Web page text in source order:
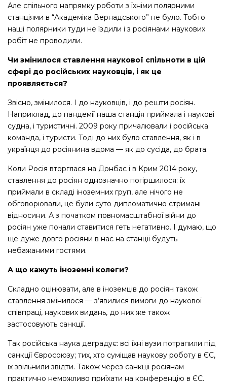
Але спільного напрямку роботи з їхніми полярними
станціями в “Академіка Вернадського” не було. Тобто
наші полярники туди не їздили і з росіянами наукових
робіт не проводили.
Чи змінилося ставлення наукової спільноти в цій
сфері до російських науковців, і як це
проявляється?
Звісно, змінилося. І до науковців, і до решти росіян.
Наприклад, до пандемії наша станція приймала і наукові
судна, і туристичні. 2009 року причалювали і російська
команда, і туристи. Тоді до них було ставлення, як і в
українця до росіянина вдома — як до сусіда, до брата.
Коли Росія вторглася на Донбас і в Крим 2014 року,
ставлення до росіян однозначно погіршилося: їх
приймали в складі іноземних груп, але нічого не
обговорювали, це були суто дипломатично стримані
відносини. А з початком повномасштабної війни до
росіян уже почали ставитися геть негативно. І думаю, що
ще дуже довго росіяни в нас на станції будуть
небажаними гостями.
А що кажуть іноземні колеги?
Складно оцінювати, але в іноземців до росіян також
ставлення змінилося — з’явилися вимоги до наукової
співпраці, наукових видань, до них же також
застосовують санкції.
Так російська наука деградує: всі їхні вузи потрапили під
санкції Євросоюзу; тих, хто суміщав наукову роботу в ЄС,
їх звільнили звідти. Також через санкції росіянам
практично неможливо приїхати на конференцію в ЄС.